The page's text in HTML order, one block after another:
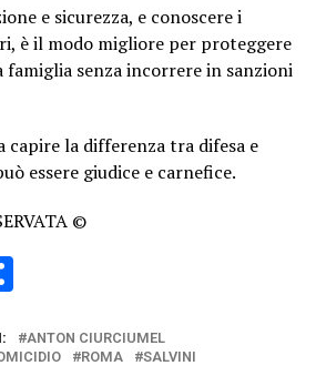
e sicurezza, e conoscere i
è il modo migliore per proteggere
famiglia senza incorrere in sanzioni
la differenza tra difesa e
essere giudice e carnefice.
©
Condividi
ANTON CIURCIUMEL
ROMA SALVINI